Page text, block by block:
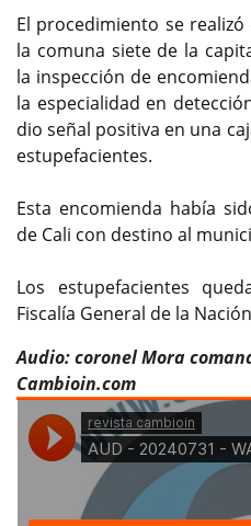
El procedimiento se
la comuna siete de la
la inspección de
la especialidad en
dio señal positiva en una
estupefacientes.
Esta encomienda había
de Cali con destino al
Los estupefacientes
Fiscalía General de la
Audio: coronel Mora
Cambioin.com